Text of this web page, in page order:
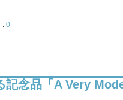
: 0
記念品「A Very